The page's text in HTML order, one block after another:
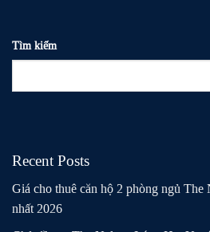
Tìm kiếm
Recent Posts
Giá cho thuê căn hộ 2 phòng ngủ The
nhất 2026